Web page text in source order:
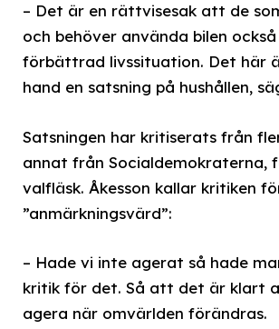
– Det är en rättvisesak att de
och behöver använda bilen
förbättrad livssituation. Det här
hand en satsning på hushållen,
Satsningen har kritiserats från
annat från Socialdemokraterna,
valfläsk. Åkesson kallar kritiken
”anmärkningsvärd”:
– Hade vi inte agerat så hade
kritik för det. Så att det är klart
agera när omvärlden förändras.